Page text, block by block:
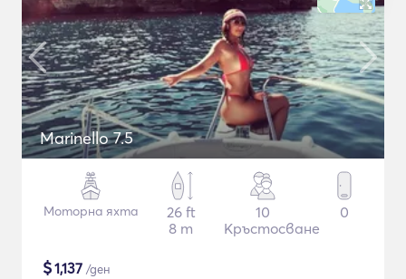
Marinello 7.5
Моторна яхта
26 ft
8 m
10
Кръстосване
0
$1,137 /ден